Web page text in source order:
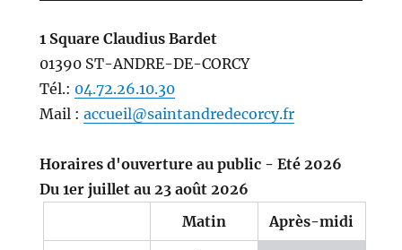
1 Square Claudius Bardet
01390 ST-ANDRE-DE-CORCY
Tél.: 04.72.26.10.30
Mail : accueil@saintandredecorcy.fr
Horaires d'ouverture au public - Eté 2026
Du 1er juillet au 23 août 2026
Matin
Après-midi